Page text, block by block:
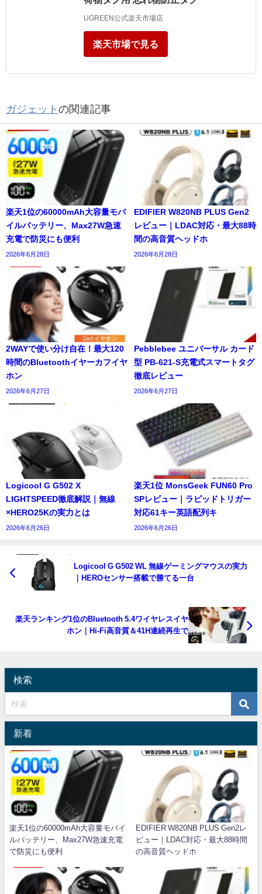
UGREEN公式楽天市場店
楽天市場で見る
ガジェット の関連記事
楽天1位の60000mAh大容量モバ
イルバッテリー、Max27W急速
充電で防災にも便利
2026年6月28日
EDIFIER W820NB PLUS Gen2
レビュー｜LDAC対応・最大88時
間の高音質ヘッドホ
2026年6月28日
2WAYで使い分け自在！最大120
時間のBluetoothイヤーカフイヤ
ホン
2026年6月27日
Pebblebee ユニバーサル カード
型 PB-621-S充電式スマートタグ
徹底レビュー
2026年6月27日
Logicool G G502 X
LIGHTSPEED徹底解説｜無線
×HERO25Kの実力とは
2026年6月26日
楽天1位 MonsGeek FUN60 Pro
SPレビュー｜ラピッドトリガー
対応61キー英語配列キ
2026年6月26日
Logicool G G502 WL 無線ゲーミングマウスの実力
｜HEROセンサー搭載で勝てる一台
楽天ランキング1位のBluetooth 5.4ワイヤレスイヤ
ホン｜Hi-Fi高音質＆41H連続再生で
検索
新着
楽天1位の60000mAh大容量モバイ
ルバッテリー、Max27W急速充電
で防災にも便利
EDIFIER W820NB PLUS Gen2レ
ビュー｜LDAC対応・最大88時間
の高音質ヘッドホ